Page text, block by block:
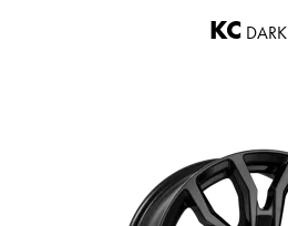
KC DARK